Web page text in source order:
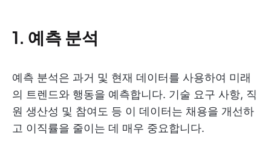
1. 예측 분석
예측 분석은 과거 및 현재 데이터를 사용하여 미래
의 트렌드와 행동을 예측합니다. 기술 요구 사항, 직
원 생산성 및 참여도 등 이 데이터는 채용을 개선하
고 이직률을 줄이는 데 매우 중요합니다.